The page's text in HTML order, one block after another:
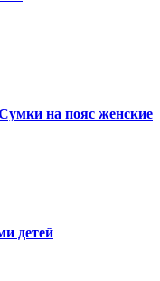
на пояс женские
детей